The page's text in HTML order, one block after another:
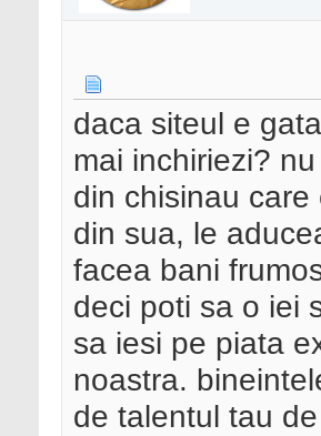
daca siteul e
mai inchiriezi?
din chisinau
din sua, le
facea bani
deci poti sa o iei
sa iesi pe piata
noastra.
de talentul tau